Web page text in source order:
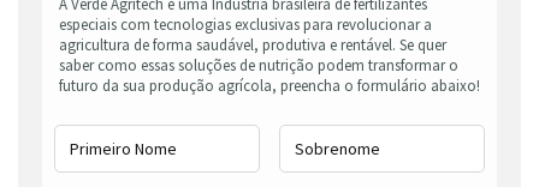
A Verde Agritech é uma Indústria brasileira de fertilizantes
especiais com tecnologias exclusivas para revolucionar a
agricultura de forma saudável, produtiva e rentável. Se quer
saber como essas soluções de nutrição podem transformar o
futuro da sua produção agrícola, preencha o formulário abaixo!